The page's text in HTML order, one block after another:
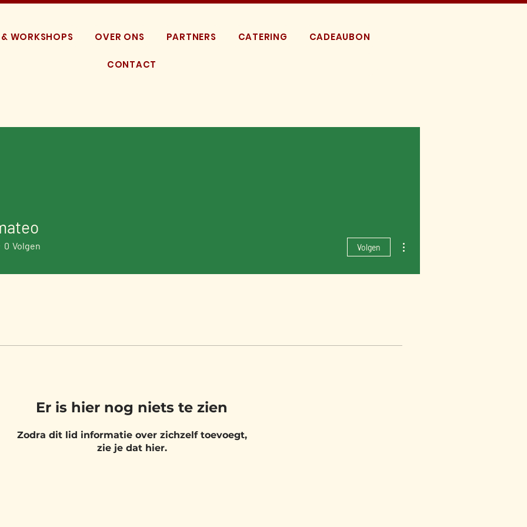
& WORKSHOPS OVER ONS PARTNERS CATERING CADEAUBON
CONTACT
Er is hier nog niets te zien
Zodra dit lid informatie over zichzelf toevoegt,
zie je dat hier.
0 Volgen Volgen